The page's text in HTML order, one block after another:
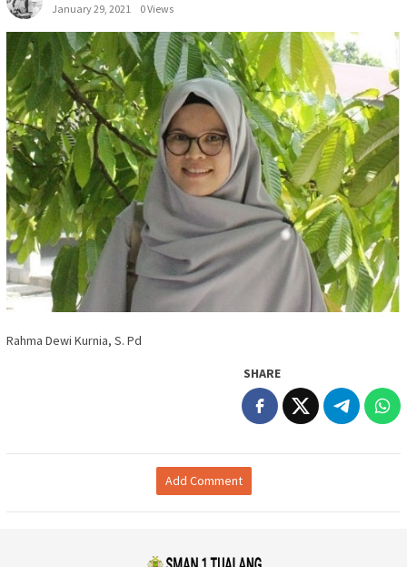
January 29, 2021
0 Views
Rahma Dewi Kurnia, S. Pd
SHARE
Add Comment